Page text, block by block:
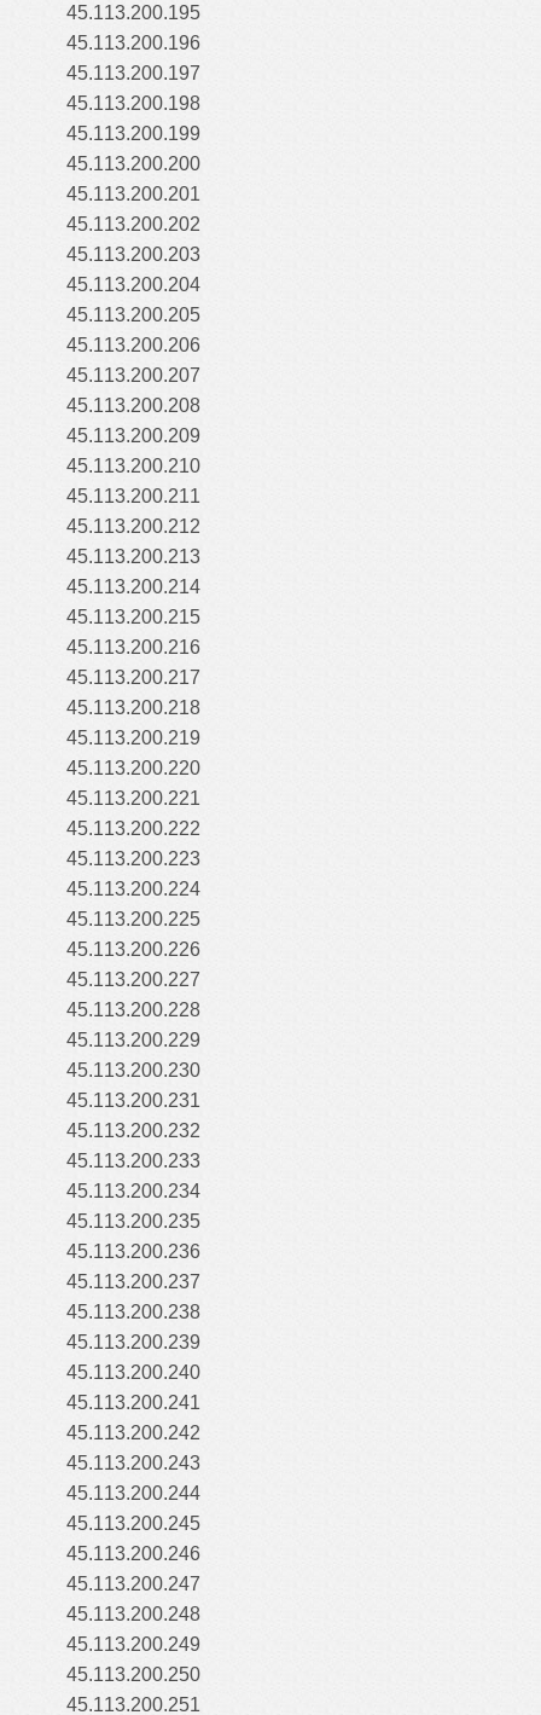
45.113.200.195
45.113.200.196
45.113.200.197
45.113.200.198
45.113.200.199
45.113.200.200
45.113.200.201
45.113.200.202
45.113.200.203
45.113.200.204
45.113.200.205
45.113.200.206
45.113.200.207
45.113.200.208
45.113.200.209
45.113.200.210
45.113.200.211
45.113.200.212
45.113.200.213
45.113.200.214
45.113.200.215
45.113.200.216
45.113.200.217
45.113.200.218
45.113.200.219
45.113.200.220
45.113.200.221
45.113.200.222
45.113.200.223
45.113.200.224
45.113.200.225
45.113.200.226
45.113.200.227
45.113.200.228
45.113.200.229
45.113.200.230
45.113.200.231
45.113.200.232
45.113.200.233
45.113.200.234
45.113.200.235
45.113.200.236
45.113.200.237
45.113.200.238
45.113.200.239
45.113.200.240
45.113.200.241
45.113.200.242
45.113.200.243
45.113.200.244
45.113.200.245
45.113.200.246
45.113.200.247
45.113.200.248
45.113.200.249
45.113.200.250
45.113.200.251